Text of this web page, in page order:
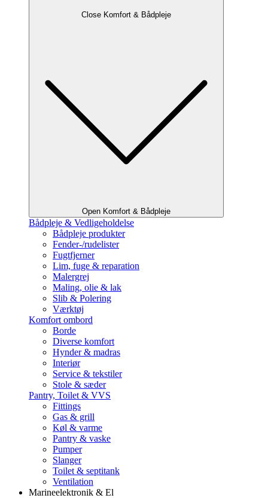
Close Komfort & Bådpleje
Open Komfort & Bådpleje
Bådpleje & Vedligeholdelse
Bådpleje produkter
Fender-/rudelister
Fugtfjerner
Lim, fuge & reparation
Malergrej
Maling, olie & lak
Slib & Polering
Værktøj
Komfort ombord
Borde
Diverse komfort
Hynder & madras
Interiør
Service & tekstiler
Stole & sæder
Pantry, Toilet & VVS
Fittings
Gas & grill
Køl & varme
Pantry & vaske
Pumper
Slanger
Toilet & septitank
Ventilation
Marineelektronik & El